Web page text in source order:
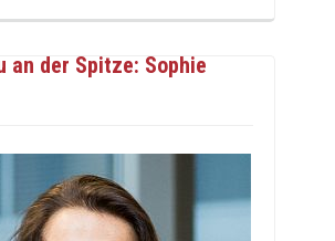
an der Spitze: Sophie